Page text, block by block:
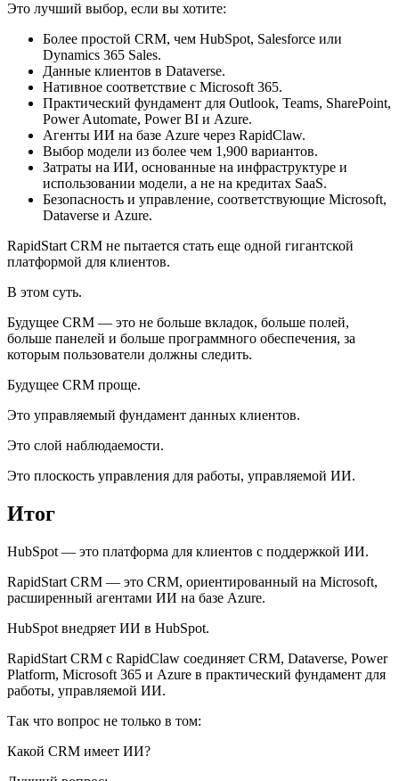
Это лучший выбор, если вы хотите:
Более простой CRM, чем HubSpot, Salesforce или
Dynamics 365 Sales.
Данные клиентов в Dataverse.
Нативное соответствие с Microsoft 365.
Практический фундамент для Outlook, Teams, SharePoint,
Power Automate, Power BI и Azure.
Агенты ИИ на базе Azure через RapidClaw.
Выбор модели из более чем 1,900 вариантов.
Затраты на ИИ, основанные на инфраструктуре и
использовании модели, а не на кредитах SaaS.
Безопасность и управление, соответствующие Microsoft,
Dataverse и Azure.
RapidStart CRM не пытается стать еще одной гигантской
платформой для клиентов.
В этом суть.
Будущее CRM — это не больше вкладок, больше полей,
больше панелей и больше программного обеспечения, за
которым пользователи должны следить.
Будущее CRM проще.
Это управляемый фундамент данных клиентов.
Это слой наблюдаемости.
Это плоскость управления для работы, управляемой ИИ.
Итог
HubSpot — это платформа для клиентов с поддержкой ИИ.
RapidStart CRM — это CRM, ориентированный на Microsoft,
расширенный агентами ИИ на базе Azure.
HubSpot внедряет ИИ в HubSpot.
RapidStart CRM с RapidClaw соединяет CRM, Dataverse, Power
Platform, Microsoft 365 и Azure в практический фундамент для
работы, управляемой ИИ.
Так что вопрос не только в том:
Какой CRM имеет ИИ?